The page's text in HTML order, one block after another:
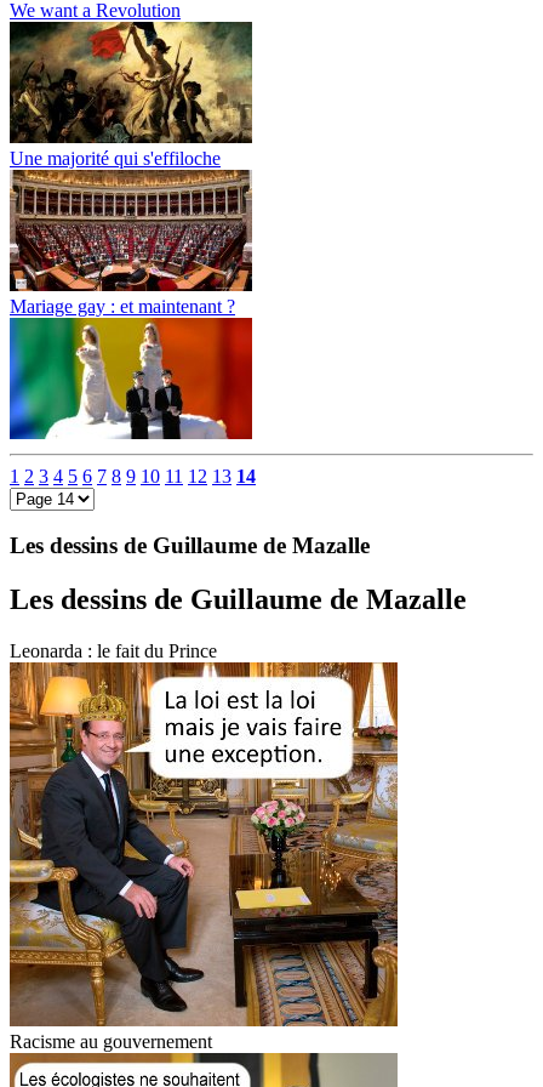
We want a Revolution
Une majorité qui s'effiloche
Mariage gay : et maintenant ?
1 2 3 4 5 6 7 8 9 10 11 12 13 14
Les dessins de Guillaume de Mazalle
Les dessins de Guillaume de Mazalle
Leonarda : le fait du Prince
Racisme au gouvernement